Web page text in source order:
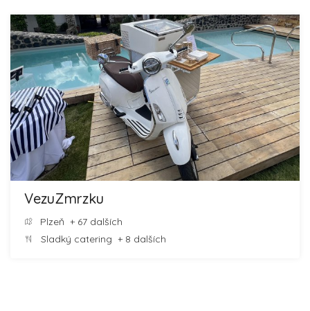
VezuZmrzku
Plzeň + 67 dalších
Sladký catering + 8 dalších